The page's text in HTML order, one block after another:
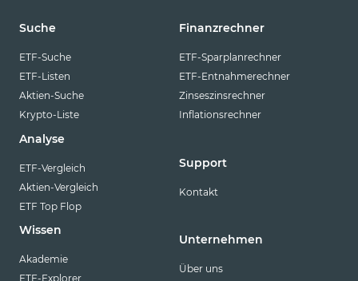
Suche
ETF-Suche
ETF-Listen
Aktien-Suche
Krypto-Liste
Analyse
ETF-Vergleich
Aktien-Vergleich
ETF Top Flop
Wissen
Akademie
ETF-Explorer
Finanzrechner
ETF-Sparplanrechner
ETF-Entnahmerechner
Zinseszinsrechner
Inflationsrechner
Support
Kontakt
Unternehmen
Über uns